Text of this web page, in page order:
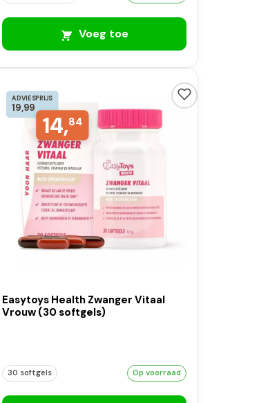
Voeg toe
ADVIESPRIJS
19,99
14,84
Easytoys Health Zwanger Vitaal
Vrouw (30 softgels)
30 softgels Op voorraad